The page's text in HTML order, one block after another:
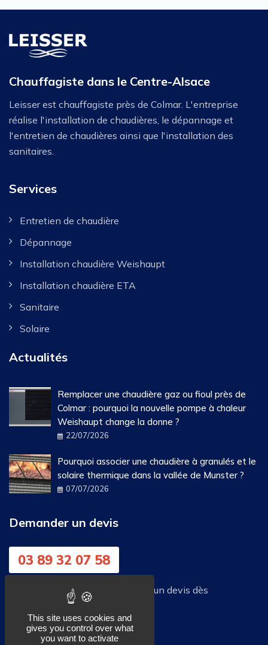
Chauffagiste dans le Centre-Alsace
Leisser est chauffagiste près de Colmar. L'entreprise
réalise l'installation de chaudières, le dépannage et
l'entretien de chaudières ainsi que l'installation des
sanitaires.
Services
Entretien de chaudière
Dépannage
Installation chaudière Weishaupt
Installation chaudière ETA
Sanitaire
Solaire
Actualités
Remplacer une chaudière gaz ou fioul près de
Colmar : pourquoi la nouvelle pompe à chaleur
Weishaupt change la donne ?
22/07/2026
Pourquoi associer une chaudière à granulés et le
solaire thermique dans la vallée de Munster ?
07/07/2026
Demander un devis
03 89 32 07 58
Vous avez un projet ? Demandez un devis dès
Demander un devis
This site uses cookies and
gives you control over what
you want to activate